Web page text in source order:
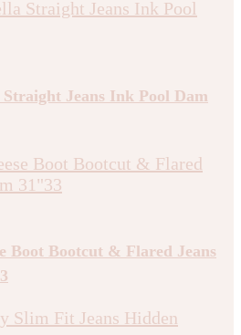
Jeans Ink Pool Dam
Boot Bootcut & Flared Jeans